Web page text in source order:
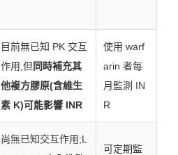
目前無已知 PK 交互
作用,但同時補充其
他複方膠原(含維生
素 K)可能影響 INR
使用 warf
arin 者每
月監測 IN
R
尚無已知交互作用;L
可定期監